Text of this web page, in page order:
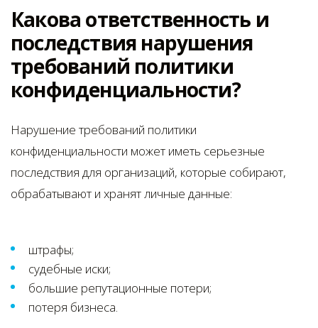
Какова ответственность и
последствия нарушения
требований политики
конфиденциальности?
Нарушение требований политики
конфиденциальности может иметь серьезные
последствия для организаций, которые собирают,
обрабатывают и хранят личные данные:
штрафы;
судебные иски;
большие репутационные потери;
потеря бизнеса.